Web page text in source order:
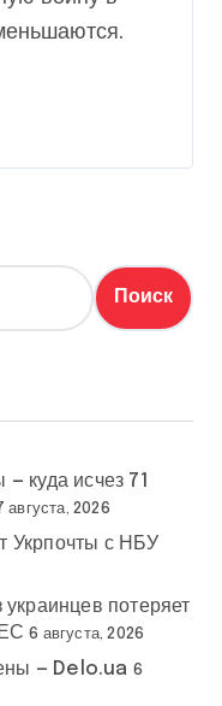
куда исчез 71
августа, 2026
Укрпочты с НБУ
потеряет
6 августа, 2026
— Delo.ua 6